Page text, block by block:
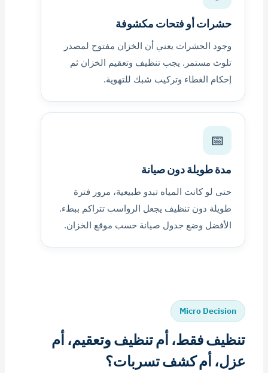
حشرات أو فتحات مكشوفة
وجود الحشرات يعني أن الخزان مفتوح لمصدر
تلوث مستمر. يجب تنظيف وتعقيم الخزان ثم
إحكام الغطاء وتركيب شبك للتهوية.
📅
مدة طويلة دون صيانة
حتى لو كانت المياه تبدو طبيعية، مرور فترة
طويلة دون تنظيف يجعل الرواسب تتراكم ببطء.
الأفضل وضع جدول صيانة حسب موقع الخزان.
Micro Decision
تنظيف فقط، أم تنظيف وتعقيم، أم
عزل، أم كشف تسربات؟